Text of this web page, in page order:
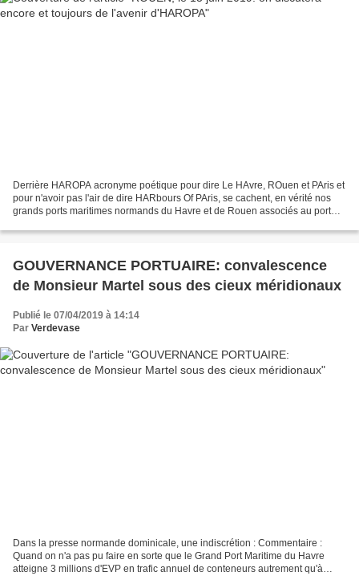
Derrière HAROPA acronyme poétique pour dire Le HAvre, ROuen et PAris et
pour n'avoir pas l'air de dire HARbours Of PAris, se cachent, en vérité nos
grands ports maritimes normands du Havre et de Rouen associés au port
GOUVERNANCE PORTUAIRE: convalescence
de Monsieur Martel sous des cieux méridionaux
Publié le 07/04/2019 à 14:14
Par Verdevase
Dans la presse normande dominicale, une indiscrétion : Commentaire :
Quand on n'a pas pu faire en sorte que le Grand Port Maritime du Havre
atteigne 3 millions d'EVP en trafic annuel de conteneurs autrement qu'à